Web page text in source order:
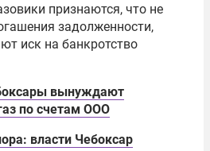
признаются, что не
задолженности,
иск на банкротство
вынуждают
по счетам ООО
власти Чебоксар